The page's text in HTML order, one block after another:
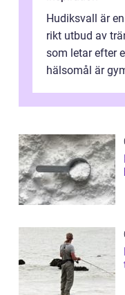
Hudiksvall är
rikt utbud av
som letar efter
hälsomål är